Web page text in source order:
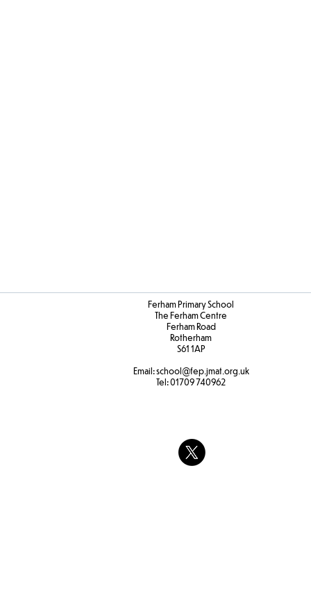
Ferham Primary School
The Ferham Centre
Ferham Road
Rotherham
S61 1AP
Email:school@fep.jmat.org.uk
Tel:01709 740962